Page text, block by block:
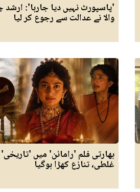
'پاسپورٹ نہیں دیا جارہا': ارشد
والا نے عدالت سے رجوع کر لیا
بھارتی فلم 'رامائن' میں 'تاریخی'
غلطی، تنازع کھڑا ہوگیا